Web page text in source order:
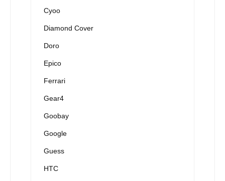
Cyoo
Diamond Cover
Doro
Epico
Ferrari
Gear4
Goobay
Google
Guess
HTC